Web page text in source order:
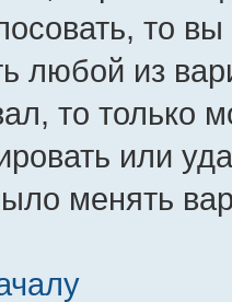
то
любой из
то только
или
менять